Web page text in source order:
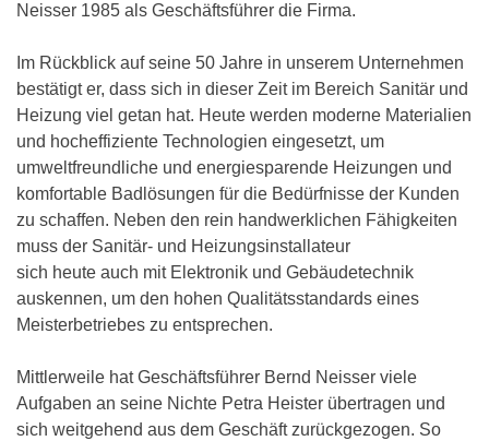
Neisser 1985 als Geschäftsführer die Firma.
Im Rückblick auf seine 50 Jahre in unserem Unternehmen
bestätigt er, dass sich in dieser Zeit im Bereich Sanitär und
Heizung viel getan hat. Heute werden moderne Materialien
und hocheffiziente Technologien eingesetzt, um
umweltfreundliche und energiesparende Heizungen und
komfortable Badlösungen für die Bedürfnisse der Kunden
zu schaffen. Neben den rein handwerklichen Fähigkeiten
muss der Sanitär- und Heizungsinstallateur
sich heute auch mit Elektronik und Gebäudetechnik
auskennen, um den hohen Qualitätsstandards eines
Meisterbetriebes zu entsprechen.
Mittlerweile hat Geschäftsführer Bernd Neisser viele
Aufgaben an seine Nichte Petra Heister übertragen und
sich weitgehend aus dem Geschäft zurückgezogen. So